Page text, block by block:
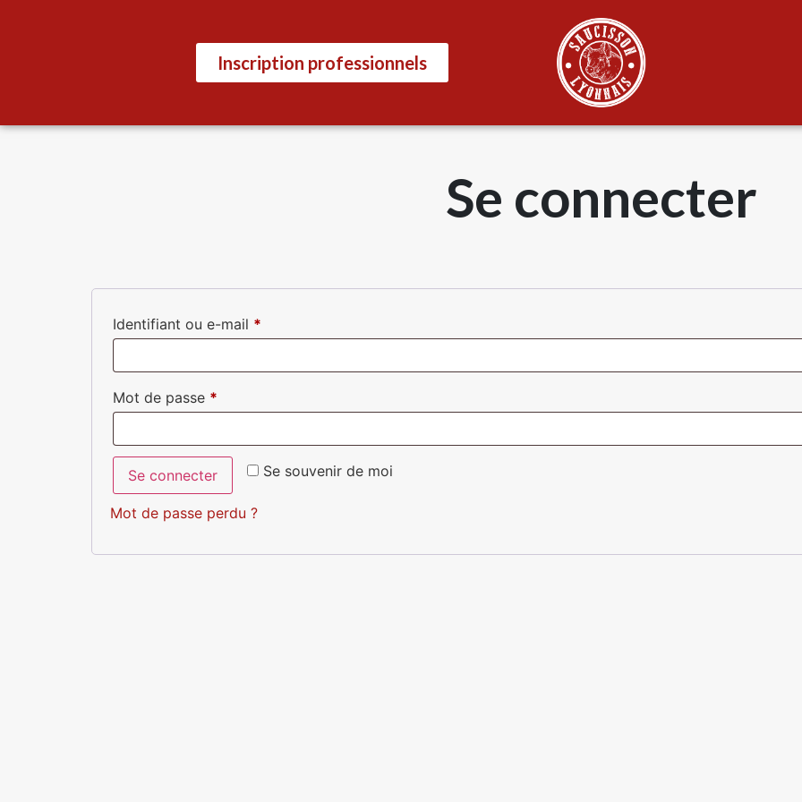
Inscription professionnels
Se connecter
Identifiant ou e-mail *
Mot de passe *
Se souvenir de moi
Se connecter
Mot de passe perdu ?